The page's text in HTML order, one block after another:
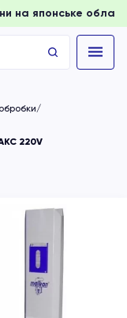
ціни на
220V